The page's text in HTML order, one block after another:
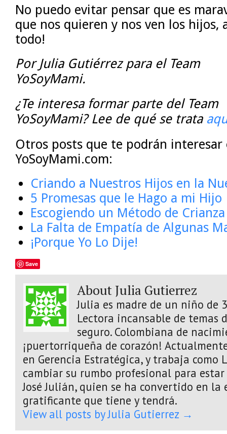
No puedo evitar pensar que es
que nos quieren y nos ven los hijos,
todo!
Por Julia Gutiérrez para el Team
YoSoyMami.
¿Te interesa formar parte del Team
YoSoyMami? Lee de qué se trata
Otros posts que te podrán interesar
YoSoyMami.com:
Criando a Nuestros Hijos en la
5 Promesas que le Hago a mi Hijo
Escogiendo un Método de
La Falta de Empatía de Algunas
¡Porque Yo Lo Dije!
Save
About Julia Gutierrez
Julia es madre de un niño de
Lectora incansable de temas
seguro. Colombiana de
¡puertorriqueña de corazón!
en Gerencia Estratégica, y trabaja como
cambiar su rumbo profesional para
José Julián, quien se ha convertido en la
gratificante que tiene y tendrá.
View all posts by Julia Gutierrez →